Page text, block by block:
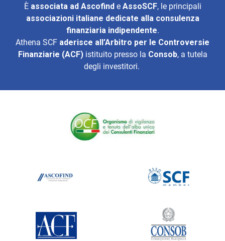
È associata ad Ascofind e AssoSCF, le principali
associazioni italiane dedicate alla consulenza
finanziaria indipendente.
Athena SCF aderisce all’Arbitro per le Controversie
Finanziarie (ACF)istituito presso la Consob, a tutela
degli investitori.